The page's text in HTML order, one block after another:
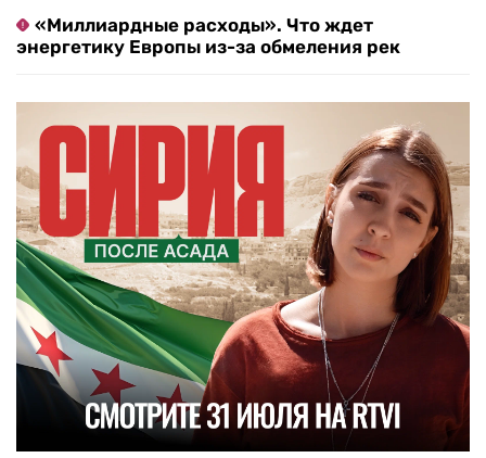
«Миллиардные расходы». Что ждет
энергетику Европы из-за обмеления рек